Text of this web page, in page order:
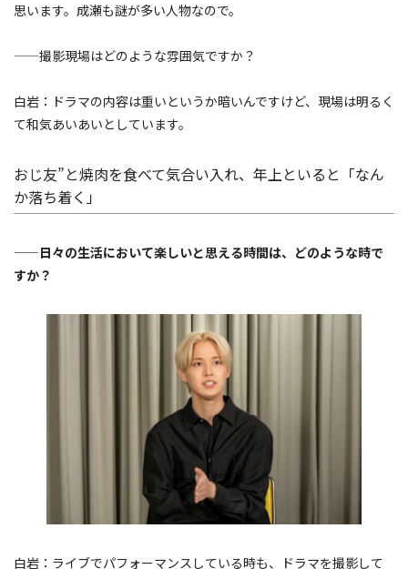
思います。成瀬も謎が多い人物なので。
——撮影現場はどのような雰囲気ですか？
白岩：ドラマの内容は重いというか暗いんですけど、現場は明るく
て和気あいあいとしています。
おじ友”と焼肉を食べて気合い入れ、年上といると「なん
か落ち着く」
——日々の生活において楽しいと思える時間は、どのような時で
すか？
白岩：ライブでパフォーマンスしている時も、ドラマを撮影して